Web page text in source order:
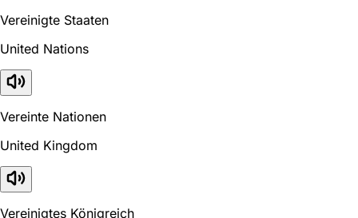
Vereinigte Staaten
United Nations
Vereinte Nationen
United Kingdom
Vereinigtes Königreich